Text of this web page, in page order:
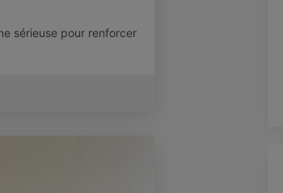
sérieuse pour renforcer